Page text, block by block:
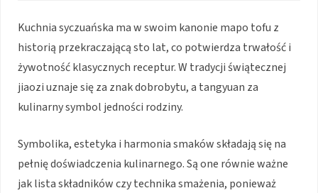
Kuchnia syczuańska ma w swoim kanonie mapo tofu z
historią przekraczającą sto lat, co potwierdza trwałość i
żywotność klasycznych receptur. W tradycji świątecznej
jiaozi uznaje się za znak dobrobytu, a tangyuan za
kulinarny symbol jedności rodziny.
Symbolika, estetyka i harmonia smaków składają się na
pełnię doświadczenia kulinarnego. Są one równie ważne
jak lista składników czy technika smażenia, ponieważ